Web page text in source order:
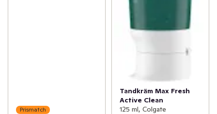
Prismatch
Tandkräm Max Fresh
Active Clean
125 ml, Colgate